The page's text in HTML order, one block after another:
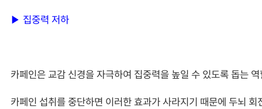
▶ 집중력 저하
카페인은 교감 신경을 자극하여 집중력을 높일 수 있도록 돕는
카페인 섭취를 중단하면 이러한 효과가 사라지기 때문에 두뇌 회